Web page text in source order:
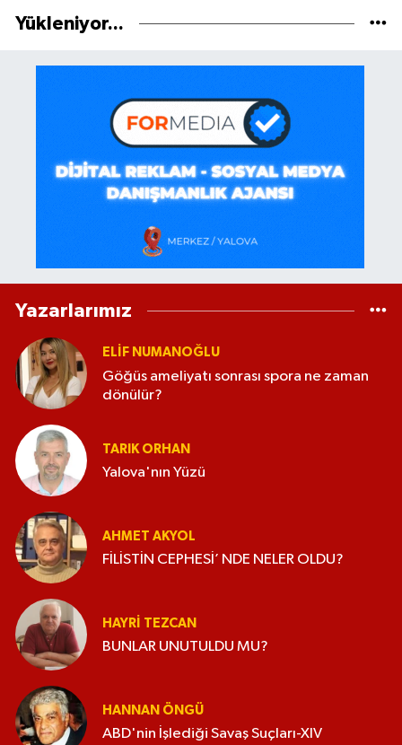
Yükleniyor...
Yazarlarımız
ELİF NUMANOĞLU
Göğüs ameliyatı sonrası spora ne zaman
dönülür?
TARIK ORHAN
Yalova'nın Yüzü
AHMET AKYOL
FİLİSTİN CEPHESİ’ NDE NELER OLDU?
HAYRI TEZCAN
BUNLAR UNUTULDU MU?
HANNAN ÖNGÜ
ABD'nin İşlediği Savaş Suçları-XIV